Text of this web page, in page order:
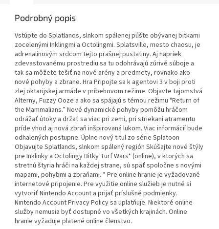
Podrobný popis
Vstúpte do Splatlands, slnkom spálenej púšte obývanej bitkami
zocelenými Inklingmi a Octolingmi. Splatsville, mesto chaosu, je
adrenalínovým srdcom tejto prašnej pustatiny. Aj napriek
zdevastovanému prostrediu sa tu odohrávajú zúrivé súboje a
tak sa môžete tešiť na nové arény a predmety, rovnako ako
nové pohyby a zbrane. Hra Pripojte sa k agentovi 3 v boji proti
zlej oktarijskej armáde v príbehovom režime. Objavte tajomstvá
Alterny, Fuzzy Ooze a ako sa spájajú s témou režimu "Return of
the Mammalians.” Nové dynamické pohyby pomôžu hráčom
odrážať útoky a držať sa viac pri zemi, pri striekaní atramentu
príde vhod aj nová zbraň inšpirovaná lukom. Viac informácií bude
odhalených postupne. Úplne nový titul zo série Splatoon
Objavujte Splatlands, slnkom spálený región Skúšajte nové štýly
pre Inklinky a Octolingy Bitky Turf Wars* (online), v ktorých sa
stretnú štyria hráči na každej strane, sú späť spoločne s novými
mapami, pohybmi a zbraňami. * Pre online hranie je vyžadované
internetové pripojenie. Pre využitie online služieb je nutné si
vytvoriť Nintendo Account a prijať príslušné podmienky.
Nintendo Account Privacy Policy sa uplatňuje. Niektoré online
služby nemusia byť dostupné vo všetkých krajinách. Online
hranie vyžaduje platené online členstvo.